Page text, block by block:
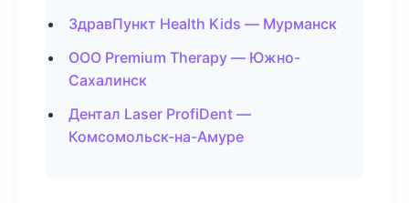
ЗдравПункт Health Kids — Мурманск
ООО Premium Therapy — Южно-
Сахалинск
Дентал Laser ProfiDent —
Комсомольск-на-Амуре